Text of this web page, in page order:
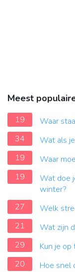
Meest
19
Waar
34
Wat als
19
Waar
19
Wat doe
winter?
27
Welk
21
Wat zijn
29
Kun je
20
Hoe snel